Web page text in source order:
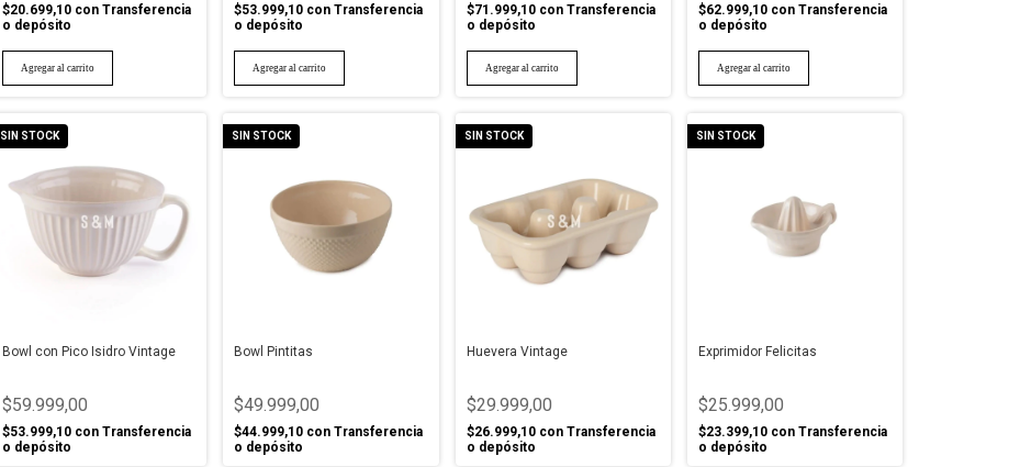
$20.699,10 con Transferencia
o depósito
$53.999,10 con Transferencia
o depósito
$71.999,10 con Transferencia
o depósito
$62.999,10 con Transferencia
o depósito
SIN STOCK
Bowl con Pico Isidro Vintage
$59.999,00
$53.999,10 con Transferencia
o depósito
SIN STOCK
Bowl Pintitas
$49.999,00
$44.999,10 con Transferencia
o depósito
SIN STOCK
Huevera Vintage
$29.999,00
$26.999,10 con Transferencia
o depósito
SIN STOCK
Exprimidor Felicitas
$25.999,00
$23.399,10 con Transferencia
o depósito